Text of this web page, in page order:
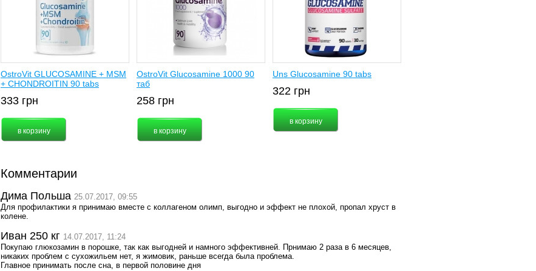
OstroVit GLUCOSAMINE + MSM
+ CHONDROITIN 90 tabs
333 грн
OstroVit Glucosamine 1000 90
таб
258 грн
Uns Glucosamine 90 tabs
322 грн
Комментарии
Дима Польша 25.07.2017, 09:55
Для профилактики я принимаю вместе с коллагеном олимп, выгодно и эффект не плохой, пропал хруст в
колене.
Иван 250 кг 14.07.2017, 11:24
Покупаю глюкозамин в порошке, так как выгодней и намного эффективней. Прнимаю 2 раза в 6 месяцев,
никаких проблем с сухожильем нет, я жимовик, раньше всегда была проблема.
Главное принимать после сна, в первой половине дня